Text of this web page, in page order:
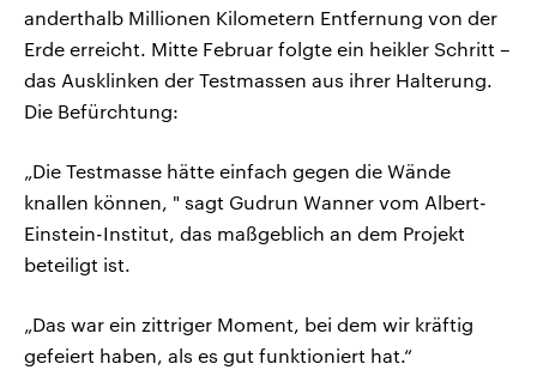
anderthalb Millionen Kilometern Entfernung von der
Erde erreicht. Mitte Februar folgte ein heikler Schritt –
das Ausklinken der Testmassen aus ihrer Halterung.
Die Befürchtung:
„Die Testmasse hätte einfach gegen die Wände
knallen können, " sagt Gudrun Wanner vom Albert-
Einstein-Institut, das maßgeblich an dem Projekt
beteiligt ist.
„Das war ein zittriger Moment, bei dem wir kräftig
gefeiert haben, als es gut funktioniert hat.“